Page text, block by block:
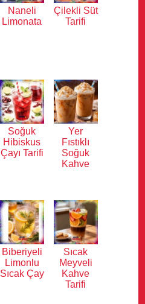
Naneli
Limonata
Çilekli Süt
Tarifi
Soğuk
Hibiskus
Çayı Tarifi
Yer
Fıstıklı
Soğuk
Kahve
Biberiyeli
Limonlu
Sıcak Çay
Sıcak
Meyveli
Kahve
Tarifi